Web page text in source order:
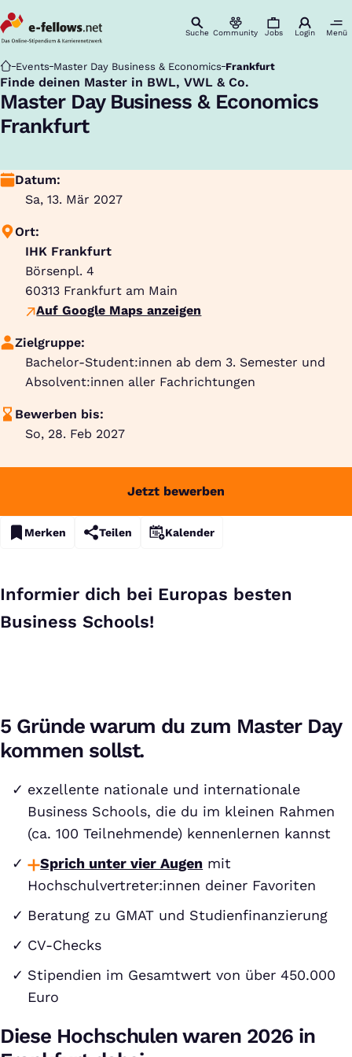
Suche Community Jobs Login Menü
Startseite
Events Master Day Business & Economics Frankfurt
Finde deinen Master in BWL, VWL & Co.
:
Master Day Business & Economics
Frankfurt
Datum:
Sa, 13. Mär 2027
Ort:
IHK Frankfurt
Börsenpl. 4
60313 Frankfurt am Main
Auf Google Maps anzeigen
Zielgruppe:
Bachelor-Student:innen ab dem 3. Semester und
Absolvent:innen aller Fachrichtungen
Bewerben bis:
So, 28. Feb 2027
Jetzt bewerben
Merken Teilen Kalender
Informier dich bei Europas besten
Business Schools!
5 Gründe warum du zum Master Day
kommen sollst.
exzellente nationale und internationale
Business Schools, die du im kleinen Rahmen
(ca. 100 Teilnehmende) kennenlernen kannst
Sprich unter vier Augen mit
Hochschulvertreter:innen deiner Favoriten
Beratung zu GMAT und Studienfinanzierung
CV-Checks
Stipendien im Gesamtwert von über 450.000
Euro
Diese Hochschulen waren 2026 in